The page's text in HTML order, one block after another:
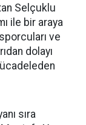
Selçuklu
ile bir araya
ve
dolayı
sıra